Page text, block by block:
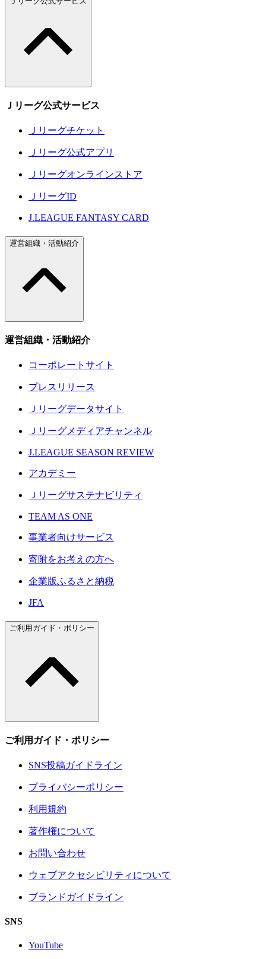
Ｊリーグ公式サービス
Ｊリーグチケット
Ｊリーグ公式アプリ
Ｊリーグオンラインストア
ＪリーグID
J.LEAGUE FANTASY CARD
運営組織・活動紹介
運営組織・活動紹介
コーポレートサイト
プレスリリース
Ｊリーグデータサイト
Ｊリーグメディアチャンネル
J.LEAGUE SEASON REVIEW
アカデミー
Ｊリーグサステナビリティ
TEAM AS ONE
事業者向けサービス
寄附をお考えの方へ
企業版ふるさと納税
JFA
ご利用ガイド・ポリシー
ご利用ガイド・ポリシー
SNS投稿ガイドライン
プライバシーポリシー
利用規約
著作権について
お問い合わせ
ウェブアクセシビリティについて
ブランドガイドライン
SNS
YouTube